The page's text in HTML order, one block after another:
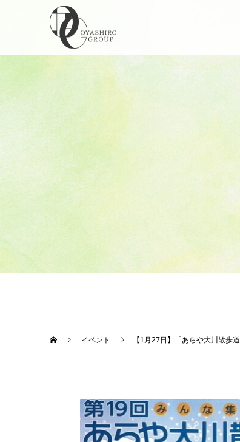
イベント 【1月27日】「あらや大川散歩